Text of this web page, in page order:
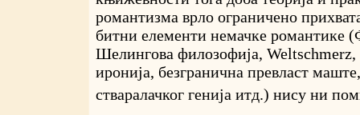
романтизма врло ограничено
битни елементи немачке романтике
Шелингова филозофија, Weltschmerz,
иронија, безгранична превласт
стваралачког генија итд.) нису ни